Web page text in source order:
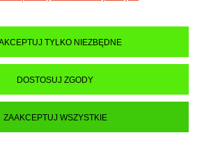
I DOSTAWA
INFORMACJE
TYLKO NIEZBĘDNE
DOSTOSUJ ZGODY
ZAAKCEPTUJ WSZYSTKIE